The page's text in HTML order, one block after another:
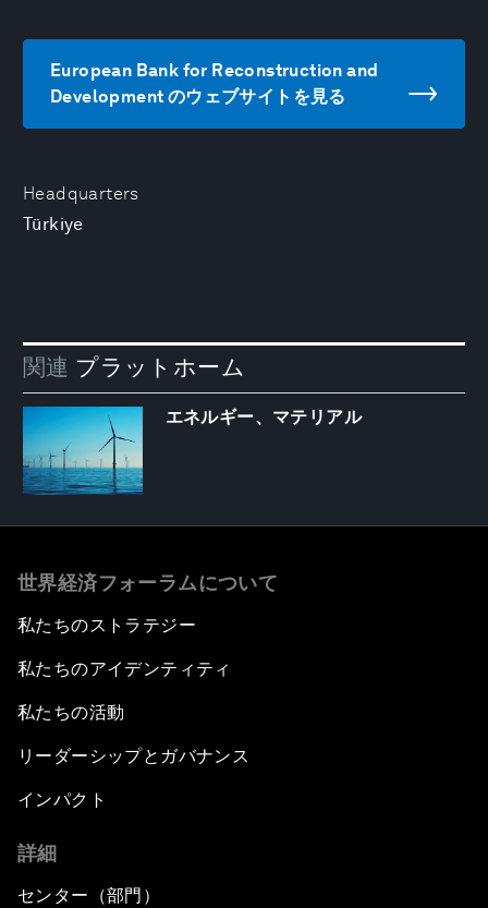
Headquarters
Türkiye
European Bank for Reconstruction and
Development のウェブサイトを見る
関連 プラットホーム
エネルギー、マテリアル
世界経済フォーラムについて
私たちのストラテジー
私たちのアイデンティティ
私たちの活動
リーダーシップとガバナンス
インパクト
詳細
センター（部門）